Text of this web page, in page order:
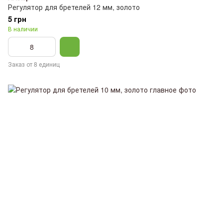
Регулятор для бретелей 12 мм, золото
5 грн
В наличии
Заказ от 8 единиц